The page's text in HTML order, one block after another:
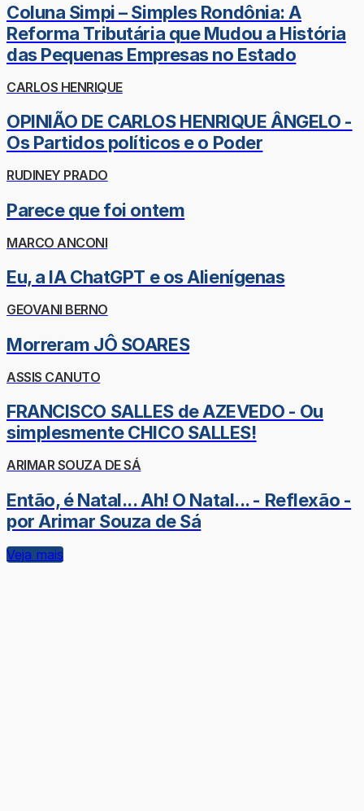
Coluna Simpi – Simples Rondônia: A
Reforma Tributária que Mudou a História
das Pequenas Empresas no Estado
CARLOS HENRIQUE
OPINIÃO DE CARLOS HENRIQUE ÂNGELO -
Os Partidos políticos e o Poder
RUDINEY PRADO
Parece que foi ontem
MARCO ANCONI
Eu, a IA ChatGPT e os Alienígenas
GEOVANI BERNO
Morreram JÔ SOARES
ASSIS CANUTO
FRANCISCO SALLES de AZEVEDO - Ou
simplesmente CHICO SALLES!
ARIMAR SOUZA DE SÁ
Então, é Natal... Ah! O Natal... - Reflexão -
por Arimar Souza de Sá
Veja mais